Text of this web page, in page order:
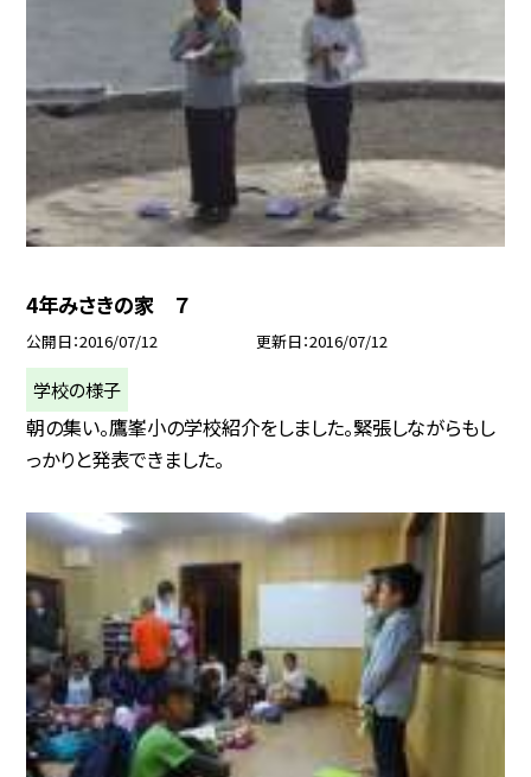
4年みさきの家 ７
公開日 2016/07/12 更新日 2016/07/12
学校の様子
朝の集い。鷹峯小の学校紹介をしました。緊張しながらもし
っかりと発表できました。